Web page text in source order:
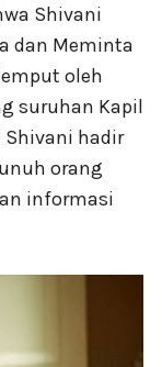
Shivani
dan Meminta
oleh
suruhan Kapil
hadir
orang
informasi